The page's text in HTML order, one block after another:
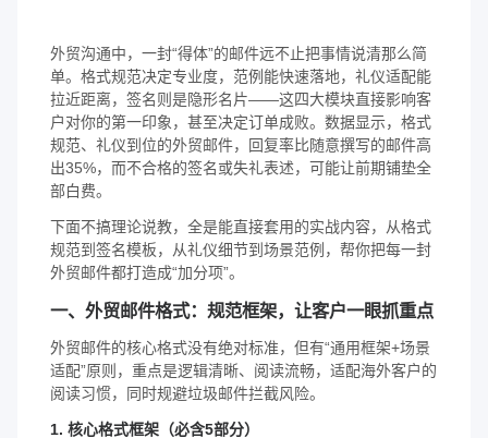
外贸沟通中，一封“得体”的邮件远不止把事情说清那么简
单。格式规范决定专业度，范例能快速落地，礼仪适配能
拉近距离，签名则是隐形名片——这四大模块直接影响客
户对你的第一印象，甚至决定订单成败。数据显示，格式
规范、礼仪到位的外贸邮件，回复率比随意撰写的邮件高
出35%，而不合格的签名或失礼表述，可能让前期铺垫全
部白费。
下面不搞理论说教，全是能直接套用的实战内容，从格式
规范到签名模板，从礼仪细节到场景范例，帮你把每一封
外贸邮件都打造成“加分项”。
一、外贸邮件格式：规范框架，让客户一眼抓重点
外贸邮件的核心格式没有绝对标准，但有“通用框架+场景
适配”原则，重点是逻辑清晰、阅读流畅，适配海外客户的
阅读习惯，同时规避垃圾邮件拦截风险。
1. 核心格式框架（必含5部分）